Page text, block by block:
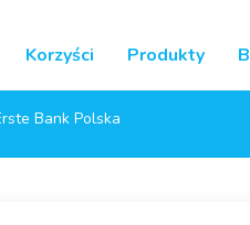
Korzyści Produkty
Bank Polska